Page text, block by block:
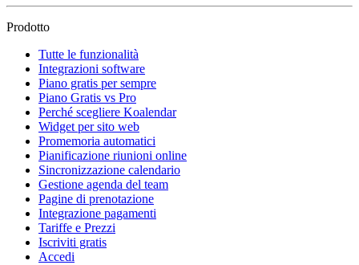
Prodotto
Tutte le funzionalità
Integrazioni software
Piano gratis per sempre
Piano Gratis vs Pro
Perché scegliere Koalendar
Widget per sito web
Promemoria automatici
Pianificazione riunioni online
Sincronizzazione calendario
Gestione agenda del team
Pagine di prenotazione
Integrazione pagamenti
Tariffe e Prezzi
Iscriviti gratis
Accedi